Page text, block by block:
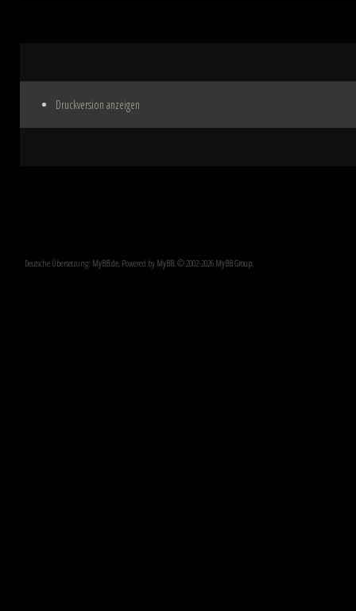
Druckversion anzeigen
Deutsche Übersetzung: MyBB.de, Powered by MyBB, © 2002-2026 MyBB Group.